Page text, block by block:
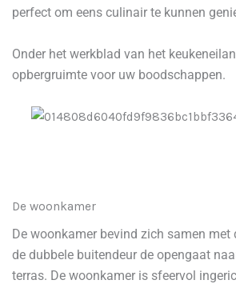
perfect om eens culinair te kunnen
Onder het werkblad van het
opbergruimte voor uw boodschappen.
De woonkamer
De woonkamer bevind zich samen met
de dubbele buitendeur de opengaat
terras. De woonkamer is sfeervol